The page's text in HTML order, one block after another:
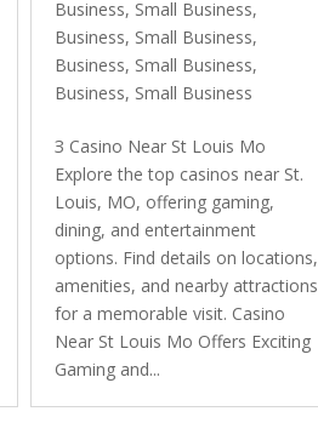
Business, Small Business,
Business, Small Business,
Business, Small Business,
Business, Small Business
З Casino Near St Louis Mo
Explore the top casinos near St.
Louis, MO, offering gaming,
dining, and entertainment
options. Find details on locations,
amenities, and nearby attractions
for a memorable visit. Casino
Near St Louis Mo Offers Exciting
Gaming and...